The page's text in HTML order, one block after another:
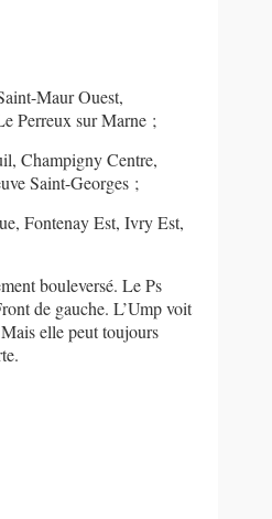
Maur Ouest,
Perreux sur Marne ;
Champigny Centre,
Saint-Georges ;
Fontenay Est, Ivry Est,
bouleversé. Le Ps
de gauche. L’Ump voit
elle peut toujours